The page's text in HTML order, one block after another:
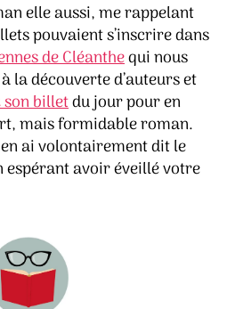
elle aussi, me rappelant
pouvaient s’inscrire dans
de Cléanthequi nous
la découverte d’auteurs et
son billetdu jour pour en
mais formidable roman.
ai volontairement dit le
espérant avoir éveillé votre